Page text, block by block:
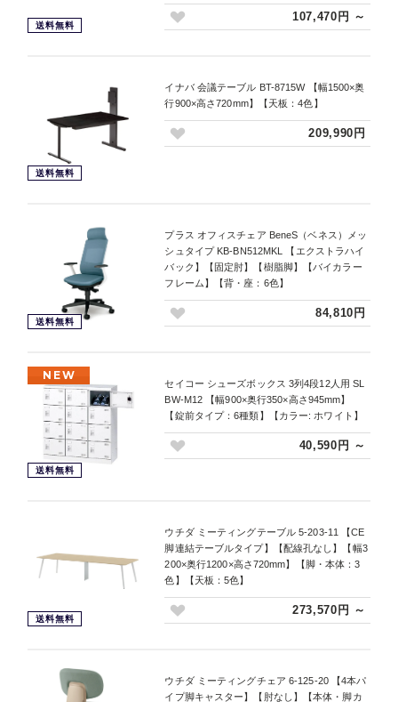
送料無料
107,470円 ～
送料無料
イナバ 会議テーブル BT-8715W 【幅1500×奥
行900×高さ720mm】【天板：4色】
209,990円
送料無料
プラス オフィスチェア BeneS（ベネス）メッ
シュタイプ KB-BN512MKL 【エクストラハイ
バック】【固定肘】【樹脂脚】【バイカラー
フレーム】【背・座：6色】
84,810円
NEW
送料無料
セイコー シューズボックス 3列4段12人用 SL
BW-M12 【幅900×奥行350×高さ945mm】
【錠前タイプ：6種類】【カラー: ホワイト】
40,590円 ～
送料無料
ウチダ ミーティングテーブル 5-203-11 【CE
脚連結テーブルタイプ】【配線孔なし】【幅3
200×奥行1200×高さ720mm】【脚・本体：3
色】【天板：5色】
273,570円 ～
ウチダ ミーティングチェア 6-125-20 【4本パ
イプ脚キャスター】【肘なし】【本体・脚カ